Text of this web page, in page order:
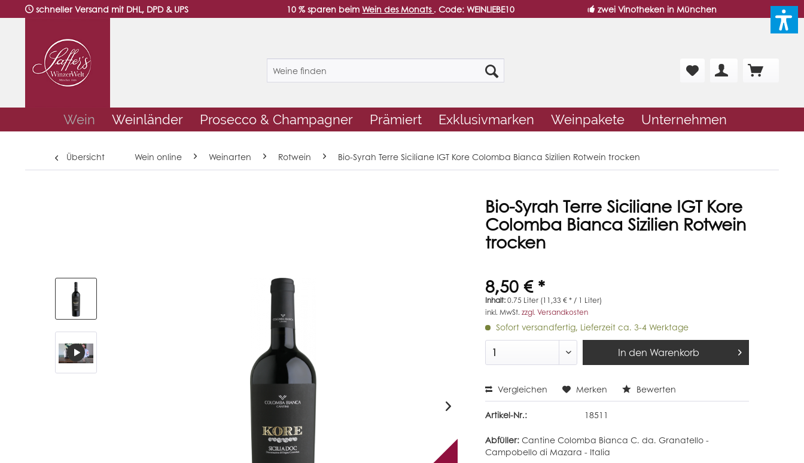
schneller Versand mit DHL, DPD & UPS 10 % sparen beimWein des Monats . Code: WEINLIEBE10 zwei Vinotheken in München
Wein Weinländer Prosecco & Champagner Prämiert Exklusivmarken Weinpakete Unternehmen
Übersicht Wein online Weinarten Rotwein Bio-Syrah Terre Siciliane IGT Kore Colomba Bianca Sizilien Rotwein trocken
Bio-Syrah Terre Siciliane IGT Kore
Colomba Bianca Sizilien Rotwein
trocken
8,50 € *
Inhalt:0.75 Liter (11,33 € * / 1 Liter)
inkl. MwSt.zzgl. Versandkosten
Sofort versandfertig, Lieferzeit ca. 3-4 Werktage
In den Warenkorb
Vergleichen Merken Bewerten
Artikel-Nr.: 18511
Abfüller:Cantine Colomba Bianca C. da. Granatello -
Campobello di Mazara - Italia